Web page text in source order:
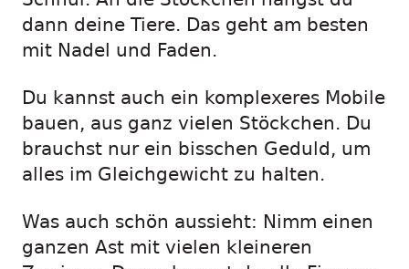
dann deine Tiere. Das geht am besten
mit Nadel und Faden.
Du kannst auch ein komplexeres Mobile
bauen, aus ganz vielen Stöckchen. Du
brauchst nur ein bisschen Geduld, um
alles im Gleichgewicht zu halten.
Was auch schön aussieht: Nimm einen
ganzen Ast mit vielen kleineren